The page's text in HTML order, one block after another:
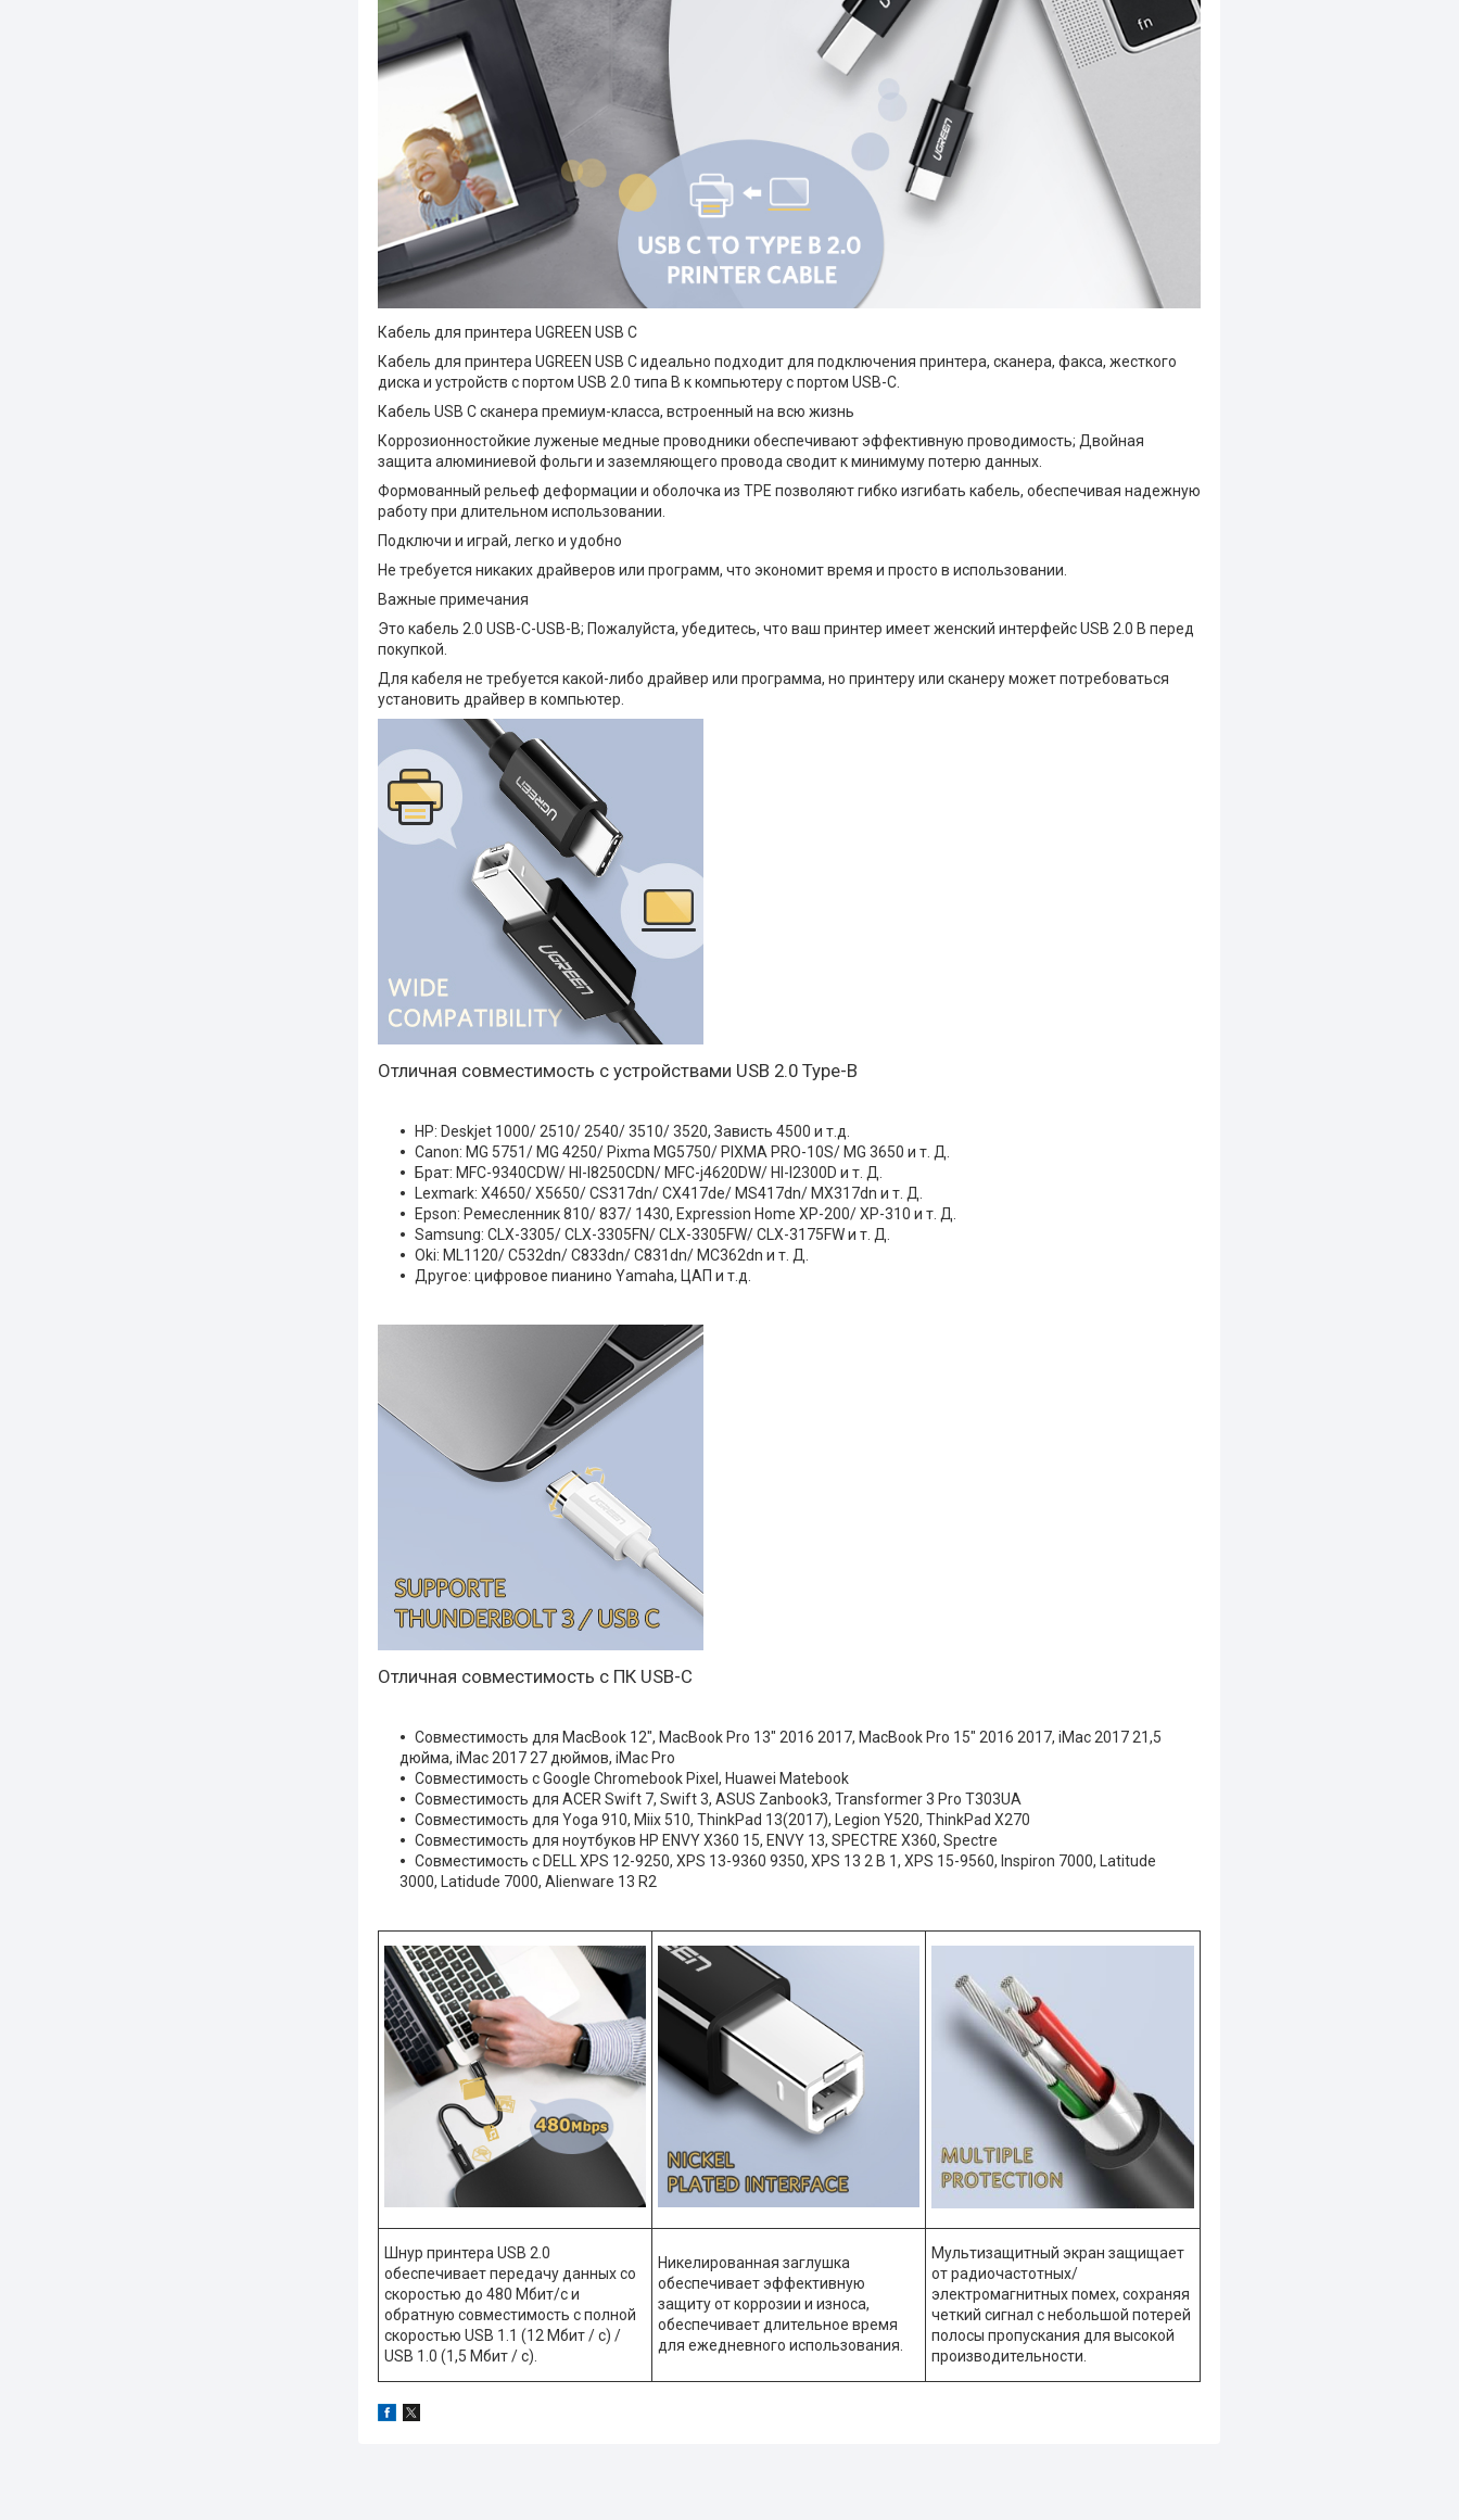
Кабель для принтера UGREEN USB C
Кабель для принтера UGREEN USB C идеально подходит для подключения принтера, сканера, факса, жесткого
диска и устройств с портом USB 2.0 типа B к компьютеру с портом USB-C.
Кабель USB C сканера премиум-класса, встроенный на всю жизнь
Коррозионностойкие луженые медные проводники обеспечивают эффективную проводимость; Двойная
защита алюминиевой фольги и заземляющего провода сводит к минимуму потерю данных.
Формованный рельеф деформации и оболочка из TPE позволяют гибко изгибать кабель, обеспечивая надежную
работу при длительном использовании.
Подключи и играй, легко и удобно
Не требуется никаких драйверов или программ, что экономит время и просто в использовании.
Важные примечания
Это кабель 2.0 USB-C-USB-B; Пожалуйста, убедитесь, что ваш принтер имеет женский интерфейс USB 2.0 B перед
покупкой.
Для кабеля не требуется какой-либо драйвер или программа, но принтеру или сканеру может потребоваться
установить драйвер в компьютер.
Отличная совместимость с устройствами USB 2.0 Type-B
HP: Deskjet 1000/ 2510/ 2540/ 3510/ 3520, Зависть 4500 и т.д.
Canon: MG 5751/ MG 4250/ Pixma MG5750/ PIXMA PRO-10S/ MG 3650 и т. Д.
Брат: MFC-9340CDW/ Hl-l8250CDN/ MFC-j4620DW/ Hl-l2300D и т. Д.
Lexmark: X4650/ X5650/ CS317dn/ CX417de/ MS417dn/ MX317dn и т. Д.
Epson: Ремесленник 810/ 837/ 1430, Expression Home XP-200/ XP-310 и т. Д.
Samsung: CLX-3305/ CLX-3305FN/ CLX-3305FW/ CLX-3175FW и т. Д.
Oki: ML1120/ C532dn/ C833dn/ C831dn/ MC362dn и т. Д.
Другое: цифровое пианино Yamaha, ЦАП и т.д.
Отличная совместимость с ПК USB-C
Совместимость для MacBook 12", MacBook Pro 13" 2016 2017, MacBook Pro 15" 2016 2017, iMac 2017 21,5
дюйма, iMac 2017 27 дюймов, iMac Pro
Совместимость с Google Chromebook Pixel, Huawei Matebook
Совместимость для ACER Swift 7, Swift 3, ASUS Zanbook3, Transformer 3 Pro T303UA
Совместимость для Yoga 910, Miix 510, ThinkPad 13(2017), Legion Y520, ThinkPad X270
Совместимость для ноутбуков HP ENVY X360 15, ENVY 13, SPECTRE X360, Spectre
Совместимость с DELL XPS 12-9250, XPS 13-9360 9350, XPS 13 2 В 1, XPS 15-9560, Inspiron 7000, Latitude
3000, Latidude 7000, Alienware 13 R2
Шнур принтера USB 2.0
обеспечивает передачу данных со
скоростью до 480 Мбит/с и
обратную совместимость с полной
скоростью USB 1.1 (12 Мбит / с) /
USB 1.0 (1,5 Мбит / с).
Никелированная заглушка
обеспечивает эффективную
защиту от коррозии и износа,
обеспечивает длительное время
для ежедневного использования.
Мультизащитный экран защищает
от радиочастотных/
электромагнитных помех, сохраняя
четкий сигнал с небольшой потерей
полосы пропускания для высокой
производительности.